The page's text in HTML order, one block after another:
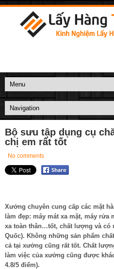
Bộ sưu tập dụng cụ
chị em rất tốt
No comments
Xưởng chuyên cung cấp các mặt
làm đẹp: máy mát xa mặt, máy rửa
xa toàn thân…tốt, chất lượng và có
Quốc). Không những sản phẩm
cả tại xưởng cũng rất tốt. Chất
làm việc của xưởng cũng được
4.8/5 điểm).